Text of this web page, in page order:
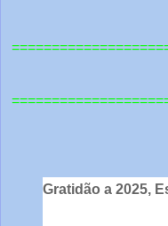
Gratidão a 2025,